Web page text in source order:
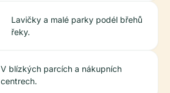
Lavičky a malé parky podél břehů
řeky.
V blízkých parcích a nákupních
centrech.